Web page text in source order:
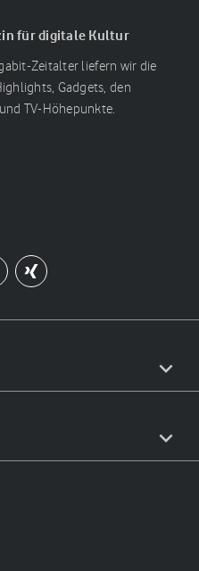
für digitale Kultur
Zeitalter liefern wir die
Gadgets, den
TV-Höhepunkte.